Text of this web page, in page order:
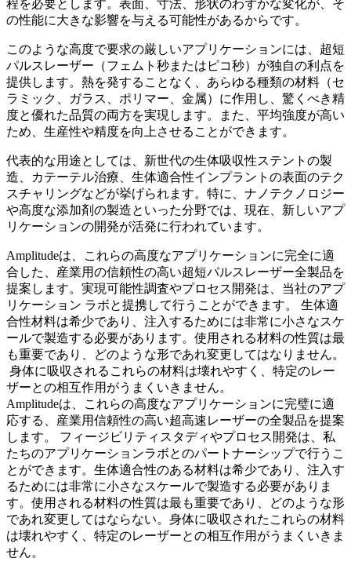
程を必要とします。表面、寸法、形状のわずかな変化が、そ
の性能に大きな影響を与える可能性があるからです。
このような高度で要求の厳しいアプリケーションには、超短
パルスレーザー（フェムト秒またはピコ秒）が独自の利点を
提供します。熱を発することなく、あらゆる種類の材料（セ
ラミック、ガラス、ポリマー、金属）に作用し、驚くべき精
度と優れた品質の両方を実現します。また、平均強度が高い
ため、生産性や精度を向上させることができます。
代表的な用途としては、新世代の生体吸収性ステントの製
造、カテーテル治療、生体適合性インプラントの表面のテク
スチャリングなどが挙げられます。特に、ナノテクノロジー
や高度な添加剤の製造といった分野では、現在、新しいアプ
リケーションの開発が活発に行われています。
Amplitudeは、これらの高度なアプリケーションに完全に適
合した、産業用の信頼性の高い超短パルスレーザー全製品を
提案します。実現可能性調査やプロセス開発は、当社のアプ
リケーション ラボと提携して行うことができます。 生体適
合性材料は希少であり、注入するためには非常に小さなスケ
ールで製造する必要があります。使用される材料の性質は最
も重要であり、どのような形であれ変更してはなりません。
身体に吸収されるこれらの材料は壊れやすく、特定のレー
ザーとの相互作用がうまくいきません。
Amplitudeは、これらの高度なアプリケーションに完璧に適
応する、産業用信頼性の高い超高速レーザーの全製品を提案
します。 フィージビリティスタディやプロセス開発は、私
たちのアプリケーションラボとのパートナーシップで行うこ
とができます。生体適合性のある材料は希少であり、注入す
るためには非常に小さなスケールで製造する必要がありま
す。使用される材料の性質は最も重要であり、どのような形
であれ変更してはならない。身体に吸収されたこれらの材料
は壊れやすく、特定のレーザーとの相互作用がうまくいきま
せん。